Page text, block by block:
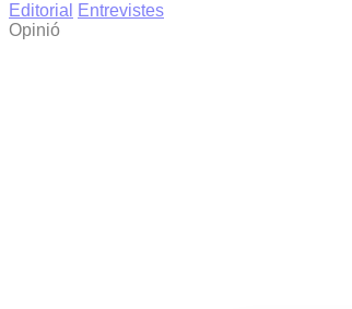
Editorial
Entrevistes
Opinió